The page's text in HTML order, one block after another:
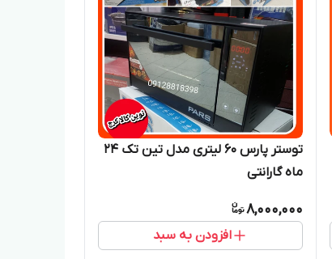
توستر پارس ۶۰ لیتری مدل تین تک ۲۴
ماه گارانتی
8,000,000
افزودن به سبد